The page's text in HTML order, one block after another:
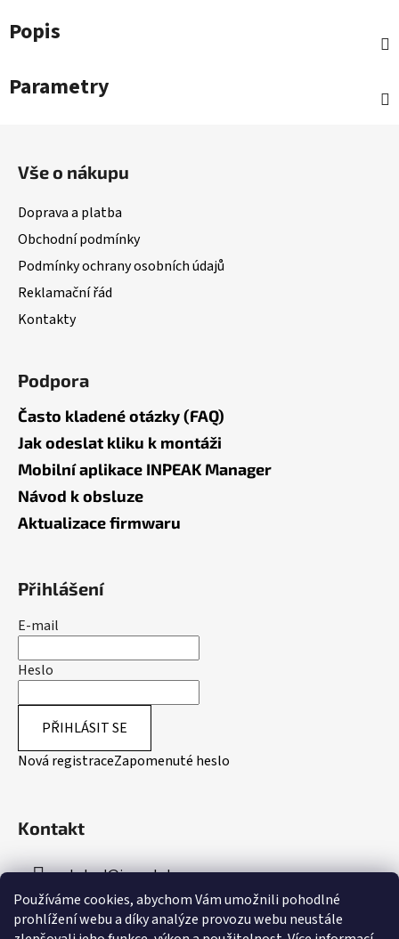
Používáme cookies, abychom Vám umožnili pohodlné
prohlížení webu a díky analýze provozu webu neustále
Popis
Parametry
Vše o nákupu
Doprava a platba
Obchodní podmínky
Podmínky ochrany osobních údajů
Reklamační řád
Kontakty
Podpora
Často kladené otázky (FAQ)
Jak odeslat kliku k montáži
Mobilní aplikace INPEAK Manager
Návod k obsluze
Aktualizace firmwaru
Přihlášení
E-mail
Heslo
PŘIHLÁSIT SE
Nová registraceZapomenuté heslo
Kontakt
obchod@inpeakstore.cz
+420 799 512 790